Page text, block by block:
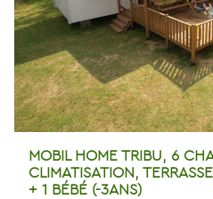
MOBIL HOME TRIBU, 6
CLIMATISATION,
+ 1 BÉBÉ (-3ANS)